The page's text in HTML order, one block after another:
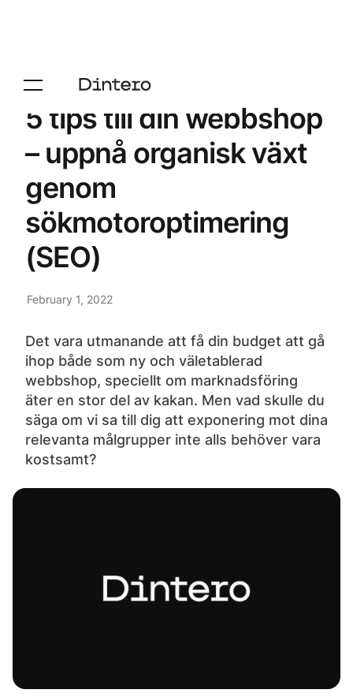
5 tips till din webbshop
– uppnå organisk växt
genom
sökmotoroptimering
(SEO)
February 1, 2022
Det vara utmanande att få din budget att gå
ihop både som ny och väletablerad
webbshop, speciellt om marknadsföring
äter en stor del av kakan. Men vad skulle du
säga om vi sa till dig att exponering mot dina
relevanta målgrupper inte alls behöver vara
kostsamt?